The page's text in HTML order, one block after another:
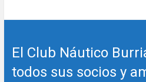
El Club Náutico
todos sus socios y